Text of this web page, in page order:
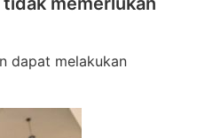
dapat melakukan